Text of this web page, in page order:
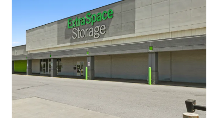
Lloyd Superblock
1380 NE Multnomah St, Portland, OR, 97232, US
Sondernutzung